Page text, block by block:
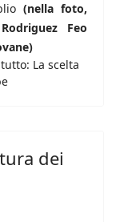
(nella foto,
Feo
La scelta
dei